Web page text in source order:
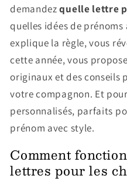
demandezquelle lettre
quelles idées de
explique la règle, vous
cette année, vous
originaux et des conseils
votre compagnon. Et
personnalisés, parfaits
prénom avec style.
Comment
lettres pour les